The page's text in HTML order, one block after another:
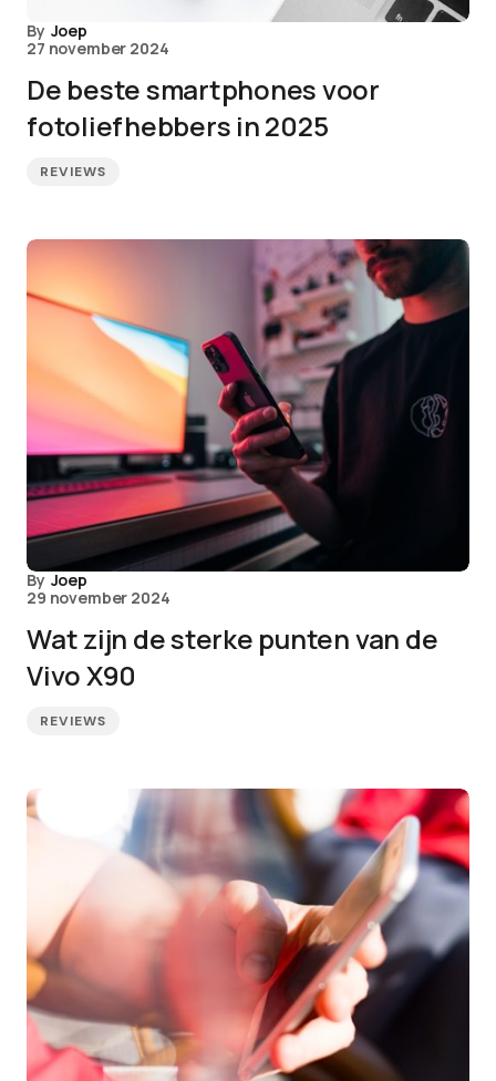
By Joep
27 november 2024
De beste smartphones voor
fotoliefhebbers in 2025
REVIEWS
By Joep
29 november 2024
Wat zijn de sterke punten van de
Vivo X90
REVIEWS